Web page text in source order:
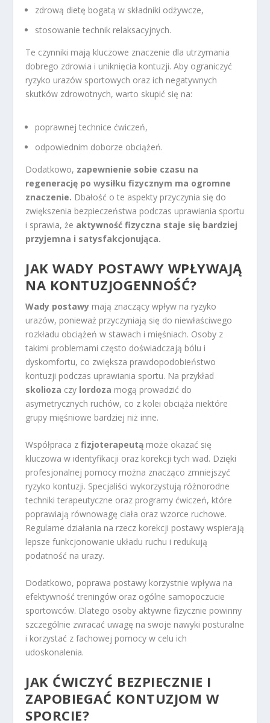
zdrową dietę bogatą w składniki odżywcze,
stosowanie technik relaksacyjnych.
Te czynniki mają kluczowe znaczenie dla utrzymania
dobrego zdrowia i uniknięcia kontuzji. Aby ograniczyć
ryzyko urazów sportowych oraz ich negatywnych
skutków zdrowotnych, warto skupić się na:
poprawnej technice ćwiczeń,
odpowiednim doborze obciążeń.
Dodatkowo, zapewnienie sobie czasu na
regenerację po wysiłku fizycznym ma ogromne
znaczenie. Dbałość o te aspekty przyczynia się do
zwiększenia bezpieczeństwa podczas uprawiania sportu
i sprawia, że aktywność fizyczna staje się bardziej
przyjemna i satysfakcjonująca.
JAK WADY POSTAWY WPŁYWAJĄ
NA KONTUZJOGENNOŚĆ?
Wady postawy mają znaczący wpływ na ryzyko
urazów, ponieważ przyczyniają się do niewłaściwego
rozkładu obciążeń w stawach i mięśniach. Osoby z
takimi problemami często doświadczają bólu i
dyskomfortu, co zwiększa prawdopodobieństwo
kontuzji podczas uprawiania sportu. Na przykład
skolioza czy lordoza mogą prowadzić do
asymetrycznych ruchów, co z kolei obciąża niektóre
grupy mięśniowe bardziej niż inne.
Współpraca zfizjoterapeutą może okazać się
kluczowa w identyfikacji oraz korekcji tych wad. Dzięki
profesjonalnej pomocy można znacząco zmniejszyć
ryzyko kontuzji. Specjaliści wykorzystują różnorodne
techniki terapeutyczne oraz programy ćwiczeń, które
poprawiają równowagę ciała oraz wzorce ruchowe.
Regularne działania na rzecz korekcji postawy wspierają
lepsze funkcjonowanie układu ruchu i redukują
podatność na urazy.
Dodatkowo, poprawa postawy korzystnie wpływa na
efektywność treningów oraz ogólne samopoczucie
sportowców. Dlatego osoby aktywne fizycznie powinny
szczególnie zwracać uwagę na swoje nawyki posturalne
i korzystać z fachowej pomocy w celu ich
udoskonalenia.
JAK ĆWICZYĆ BEZPIECZNIE I
ZAPOBIEGAĆ KONTUZJOM W
SPORCIE?